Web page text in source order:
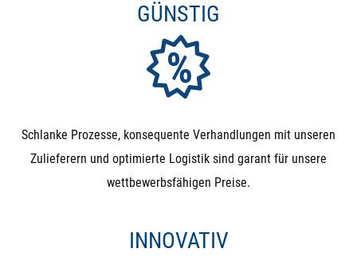
Kugelhähne verwenden. Alternativ können Sie 2
Magnetventile mit einem T-Stück so verbauen, dass Sie
ein 3-Wege-Ventil simulieren.
Lange Einschaltdauern: Der Kopf des Magnetventils
benötigt während der kompletten Betätigung Strom. Da
die Leistung zum Öffnen aber nur kurz benötigt wird,
wird diese anschließend in Form von Wärme frei. Das
Ventil benötigen, dass nur selten schaltet und dann
GÜNSTIG
Schlanke Prozesse, konsequente Verhandlungen mit unseren
Zulieferern und optimierte Logistik sind garant für unsere
wettbewerbsfähigen Preise.
INNOVATIV